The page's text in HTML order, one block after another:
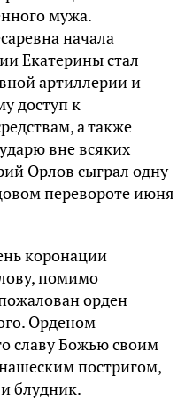
мужа.
начала
Екатерины стал
артиллерии и
доступ к
а также
вне всяких
Орлов сыграл одну
перевороте июня
коронации
помимо
орден
Орденом
славу Божью своим
постригом,
блудник.